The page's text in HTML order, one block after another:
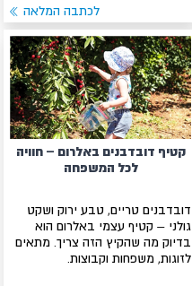
לכתבה המלאה
קטיף דובדבנים באלרום – חוויה
לכל המשפחה
דובדבנים טריים, טבע ירוק ושקט
גולני – קטיף עצמי באלרום הוא
בדיוק מה שהקיץ הזה צריך. מתאים
לזוגות, משפחות וקבוצות.